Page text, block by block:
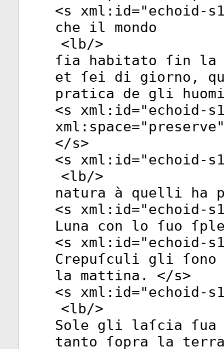
<s xml:id="echoid-
che il mondo
<lb/>
ſia habitato ſin la
et ſei di giorno,
pratica de gli
<s xml:id="echoid-
xml:space="preserve
</s>
<s xml:id="echoid-
<lb/>
natura à quelli ha
<s xml:id="echoid-
Luna con lo ſuo
<s xml:id="echoid-
Crepuſculi gli
la mattina. </s>
<s xml:id="echoid-
<lb/>
Sole gli laſcia ſua
tanto ſopra la